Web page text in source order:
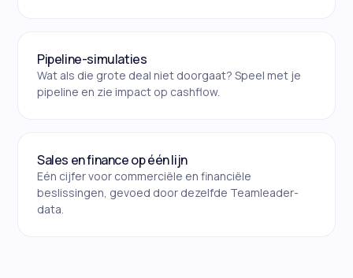
Pipeline-simulaties
Wat als die grote deal niet doorgaat? Speel met je
pipeline en zie impact op cashflow.
Sales en finance op één lijn
Eén cijfer voor commerciële en financiële
beslissingen, gevoed door dezelfde Teamleader-
data.